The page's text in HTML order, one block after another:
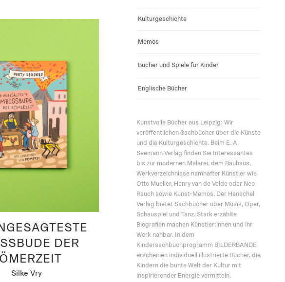
DER
Silke Vry
Kulturgeschichte
Memos
Bücher und Spiele für Kinder
Englische Bücher
Kunstvolle Bücher aus Leipzig: Wir
veröffentlichen Sachbücher über die Künste
und die Kulturgeschichte. Beim E. A.
Seemann Verlag finden Sie Interessantes
bis zur modernen Malerei, dem Bauhaus,
Werkverzeichnisse namhafter Künstler wie
Otto Mueller, Henry van de Velde oder Neo
Rauch sowie Kunst-Memos. Der Henschel
Verlag bietet Sachbücher über Musik, Oper,
Schauspiel und Tanz. Stark erzählte
Biografien machen Künstler:innen und ihr
Werk nahbar. In dem
Kindersachbuchprogramm BILDERBANDE
erscheinen individuell illustrierte Bücher, die
Kindern die bunte Welt der Kultur mit
inspirierender Energie vermitteln.